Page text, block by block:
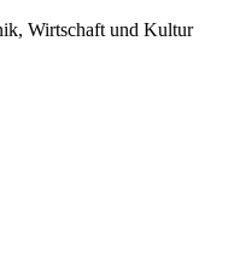
Wirtschaft und Kultur